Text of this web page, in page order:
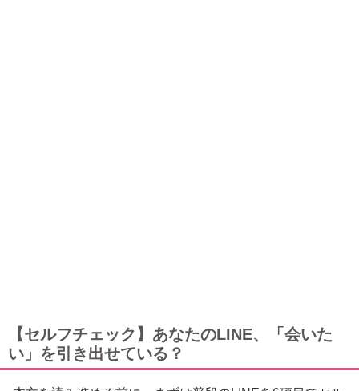
【セルフチェック】あなたのLINE、「会いた
い」を引き出せている？